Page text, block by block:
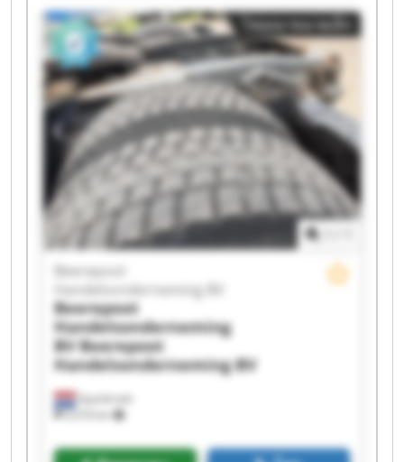
Handelsonderneming BV Beerepoot
Handelsonderneming BV Beerepoot
Handelsonderneming BV Beerepoot
Handelsonderneming BV Beerepoot
Handelsonderneming BV Beerepoot
Handelsonderneming BV Beerepoot
Handelsonderneming BV Beerepoot
Handelsonderneming BV Beerepoot
Handelsonderneming BV Beerepoot
Handelsonderneming BV Beerepoot
Handelsonderneming BV Beerepoot
Handelsonderneming BV Beerepoot
Handelsonderneming BV Beerepoot
Handelsonderneming BV Beerepoot
Handelsonderneming BV Beerepoot
Handelsonderneming BV
โฆษณาขนาดเล็ก
Spanbroek
9,018 km
Beerepoot
Handelsonderneming BV
Beerepoot
Handelsonderneming
BV Beerepoot
Handelsonderneming BV